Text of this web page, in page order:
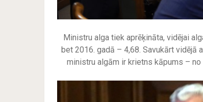
Ministru alga tiek aprēķināta, vidējai
bet 2016. gadā – 4,68. Savukārt vidējā
ministru algām ir krietns kāpums –